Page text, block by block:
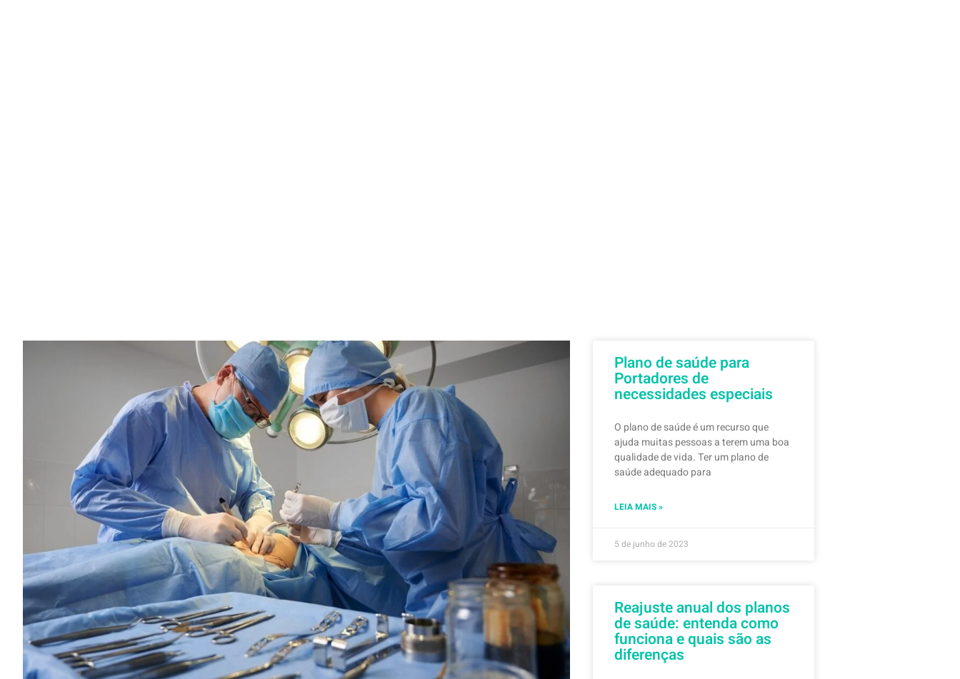
Plano de saúde para
Portadores de
necessidades especiais
O plano de saúde é um recurso que
ajuda muitas pessoas a terem uma boa
qualidade de vida. Ter um plano de
saúde adequado para
LEIA MAIS »
5 de junho de 2023
Reajuste anual dos planos
de saúde: entenda como
funciona e quais são as
diferenças